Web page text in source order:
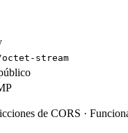
stream
de CORS ·